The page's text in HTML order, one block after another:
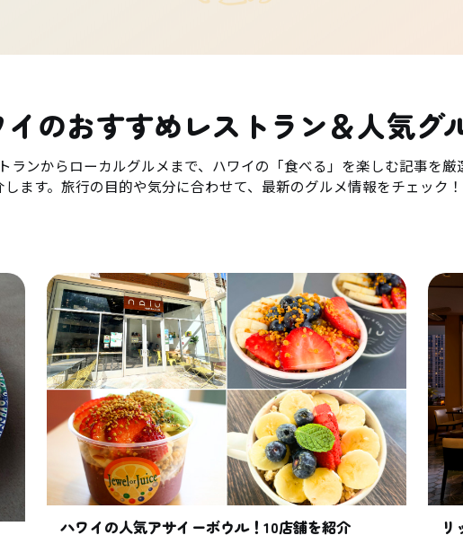
のおすすめレストラン＆人気グ
ランからローカルグルメまで、ハワイの「食べる」を楽しむ記事を厳
します。旅行の目的や気分に合わせて、最新のグルメ情報をチェック！
ハワイの人気アサイーボウル！10店舗を紹介
リ